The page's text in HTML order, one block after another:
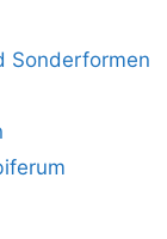
Sonderformen